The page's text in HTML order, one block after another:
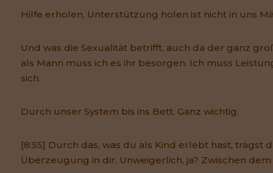
Hilfe erholen, Unterstützung holen ist nicht in uns
Und was die Sexualität betrifft, auch da der ganz
als Mann muss ich es ihr besorgen. Ich muss
sich.
Durch unser System bis ins Bett. Ganz wichtig.
[8:55] Durch das, was du als Kind erlebt hast, trägst
Überzeugung in dir. Unweigerlich, ja? Zwischen